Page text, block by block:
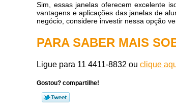
Sim, essas janelas oferecem excelente
vantagens e aplicações das janelas de
negócio, considere investir nessa opção
PARA SABER MAIS
Ligue para 11 4411-8832 ou clique
Gostou? compartilhe!